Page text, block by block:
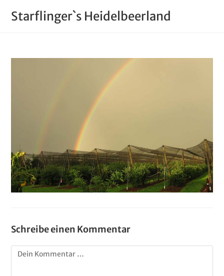
Starflinger`s Heidelbeerland
Schreibe einen Kommentar